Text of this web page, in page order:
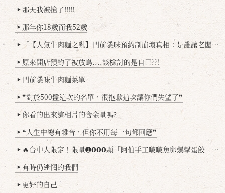
▶ 那天我被搶了!!!!!
▶ 那年你18歲而我52歲
▶ 「【人氣牛肉麵之亂】門前隱味預約制崩壞真相：是誰讓老闆心灰意冷？」
▶ 原來開店預約了被放鳥....該檢討的是自己??!
▶ 門前隱味牛肉麵菜單
▶ ❞對於500盤這次的名單，很抱歉這次讓你們失望了❞
▶ 你看的出來這相片的含金量嗎?
▶ ❝人生中總有雜音，但你不用每一句都回應❞
▶ 🔥台中人限定！限量➊𝟬𝟬𝟬顆「阿伯手工啵啵魚卵爆擊蛋餃」台北已被搶爆2萬顆，最後名額門前隱味只留給你！🥟💥
▶ 有時仍迷惘的我們
▶ 更好的自己